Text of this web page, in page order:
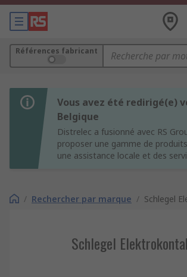
Références fabricant
Vous avez été redirigé(e)
Belgique
Distrelec a fusionné avec RS
proposer une gamme de
une assistance locale et des
/ Rechercher par marque / Schlegel
Schlegel